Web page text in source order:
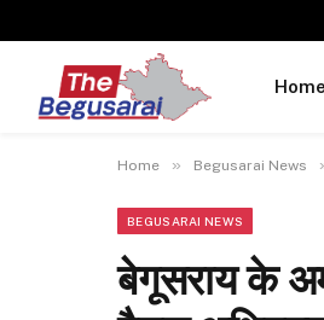
Home
Home » Begusarai News
BEGUSARAI NEWS
बेगूसराय के